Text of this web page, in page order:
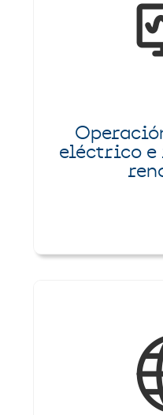
eléctrico e